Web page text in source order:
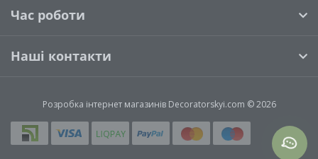
Час роботи
Наші контакти
Розробка інтернет магазинівDecoratorskyi.com © 2026